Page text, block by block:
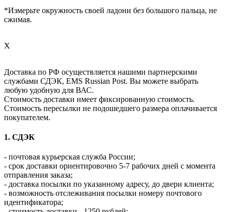
*Измерьте окружность своей ладони без большого пальца, не
сжимая.
X
Доставка по РФ осуществляется нашими партнерскими
службами СДЭК, EMS Russian Post. Вы можете выбрать
любую удобную для ВАС.
Стоимость доставки имеет фиксированную стоимость.
Стоимость пересылки не подошедшего размера оплачивается
покупателем.
1. СДЭК
- почтовая курьерская служба России;
- срок доставки ориентировочно 5-7 рабочих дней с момента
отправления заказа;
- доставка посылки по указанному адресу, до двери клиента;
- возможность отслеживания посылки номеру почтового
идентификатора;